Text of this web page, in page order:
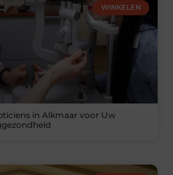
WINKELEN
in Alkmaar voor Uw